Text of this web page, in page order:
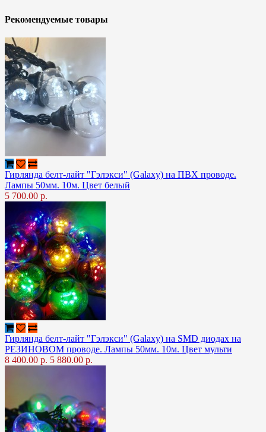
Рекомендуемые товары
Гирлянда белт-лайт "Гэлэкси" (Galaxy) на ПВХ проводе.
Лампы 50мм. 10м. Цвет белый
5 700.00 р.
Гирлянда белт-лайт "Гэлэкси" (Galaxy) на SMD диодах на
РЕЗИНОВОМ проводе. Лампы 50мм. 10м. Цвет мульти
8 400.00 р. 5 880.00 р.